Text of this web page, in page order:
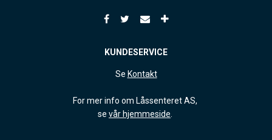
KUNDESERVICE
Se Kontakt
For mer info om Låssenteret AS,
se vår hjemmeside